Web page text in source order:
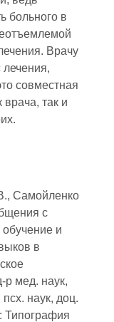
больного в
Врачу
лечения,
совместная
врача, так и
Самойленко
с
и
в
р мед. наук,
наук, доц.
Типография